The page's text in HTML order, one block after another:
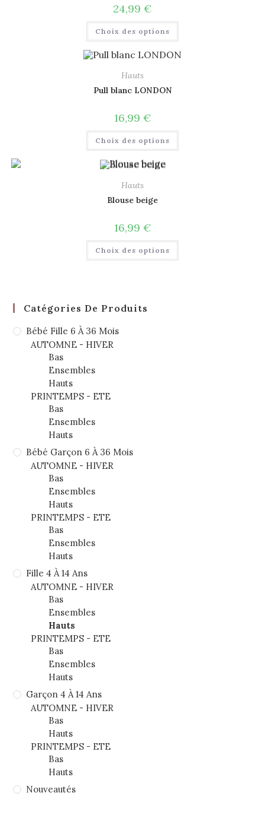
24,99 €
Choix des options
Hauts
Pull blanc LONDON
16,99 €
Choix des options
Hauts
Blouse beige
16,99 €
Choix des options
Catégories De Produits
Bébé Fille 6 À 36 Mois
AUTOMNE - HIVER
Bas
Ensembles
Hauts
PRINTEMPS - ETE
Bas
Ensembles
Hauts
Bébé Garçon 6 À 36 Mois
AUTOMNE - HIVER
Bas
Ensembles
Hauts
PRINTEMPS - ETE
Bas
Ensembles
Hauts
Fille 4 À 14 Ans
AUTOMNE - HIVER
Bas
Ensembles
Hauts
PRINTEMPS - ETE
Bas
Ensembles
Hauts
Garçon 4 À 14 Ans
AUTOMNE - HIVER
Bas
Hauts
PRINTEMPS - ETE
Bas
Hauts
Nouveautés